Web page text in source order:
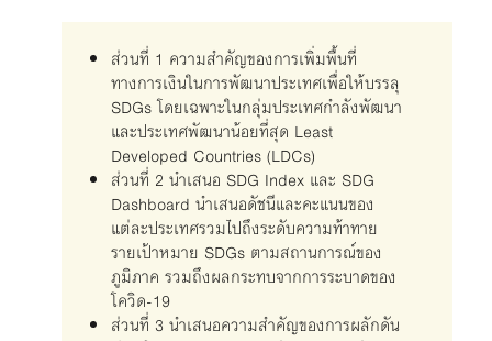
ส่วนที่ 1 ความสำคัญของการเพิ่มพื้นที่
ทางการเงินในการพัฒนาประเทศเพื่อให้บรรลุ
SDGs โดยเฉพาะในกลุ่มประเทศกำลังพัฒนา
และประเทศพัฒนาน้อยที่สุด Least
Developed Countries (LDCs)
ส่วนที่ 2 นำเสนอ SDG Index และ SDG
Dashboard นำเสนอดัชนีและคะแนนของ
แต่ละประเทศรวมไปถึงระดับความท้าทาย
รายเป้าหมาย SDGs ตามสถานการณ์ของ
ภูมิภาค รวมถึงผลกระทบจากการระบาดของ
โควิด-19
ส่วนที่ 3 นำเสนอความสำคัญของการผลักดัน